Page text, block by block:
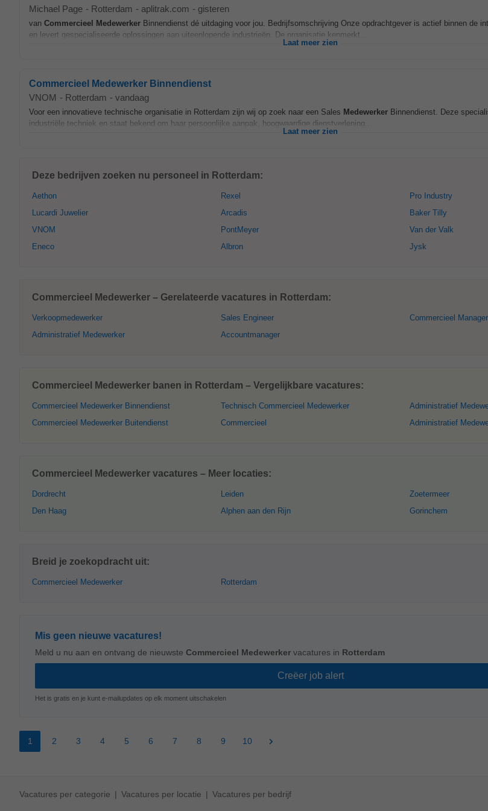
Michael Page - Rotterdam - aplitrak.com - gisteren
van Commercieel Medewerker Binnendienst dé uitdaging voor jou. Bedrijfsomschrijving Onze opdrachtgever is actief binnen de
en levert gespecialiseerde oplossingen aan uiteenlopende industrieën. De organisatie kenmerkt...
Laat meer zien
Commercieel Medewerker Binnendienst
VNOM - Rotterdam - vandaag
Voor een innovatieve technische organisatie in Rotterdam zijn wij op zoek naar een Sales Medewerker Binnendienst. Deze
industriële techniek en staat bekend om haar persoonlijke aanpak, hoogwaardige dienstverlening...
Laat meer zien
Deze bedrijven zoeken nu personeel in Rotterdam:
Aethon
Lucardi Juwelier
VNOM
Eneco
Rexel
Arcadis
PontMeyer
Albron
Pro Industry
Baker Tilly
Van der Valk
Jysk
Commercieel Medewerker – Gerelateerde vacatures in Rotterdam:
Verkoopmedewerker
Administratief Medewerker
Sales Engineer
Accountmanager
Commercieel Manager
Commercieel Medewerker banen in Rotterdam – Vergelijkbare vacatures:
Commercieel Medewerker Binnendienst
Commercieel Medewerker Buitendienst
Technisch Commercieel Medewerker
Commercieel
Administratief
Administratief
Commercieel Medewerker vacatures – Meer locaties:
Dordrecht
Den Haag
Leiden
Alphen aan den Rijn
Zoetermeer
Gorinchem
Breid je zoekopdracht uit:
Commercieel Medewerker Rotterdam
Mis geen nieuwe vacatures!
Meld u nu aan en ontvang de nieuwste Commercieel Medewerker vacatures in Rotterdam
Het is gratis en je kunt e-mailupdates op elk moment uitschakelen
1 2 3 4 5 6 7 8 9 10
Vacatures per categorie Vacatures per locatie Vacatures per bedrijf